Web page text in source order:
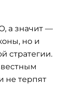
а значит —
но и
стратегии.
не терпят